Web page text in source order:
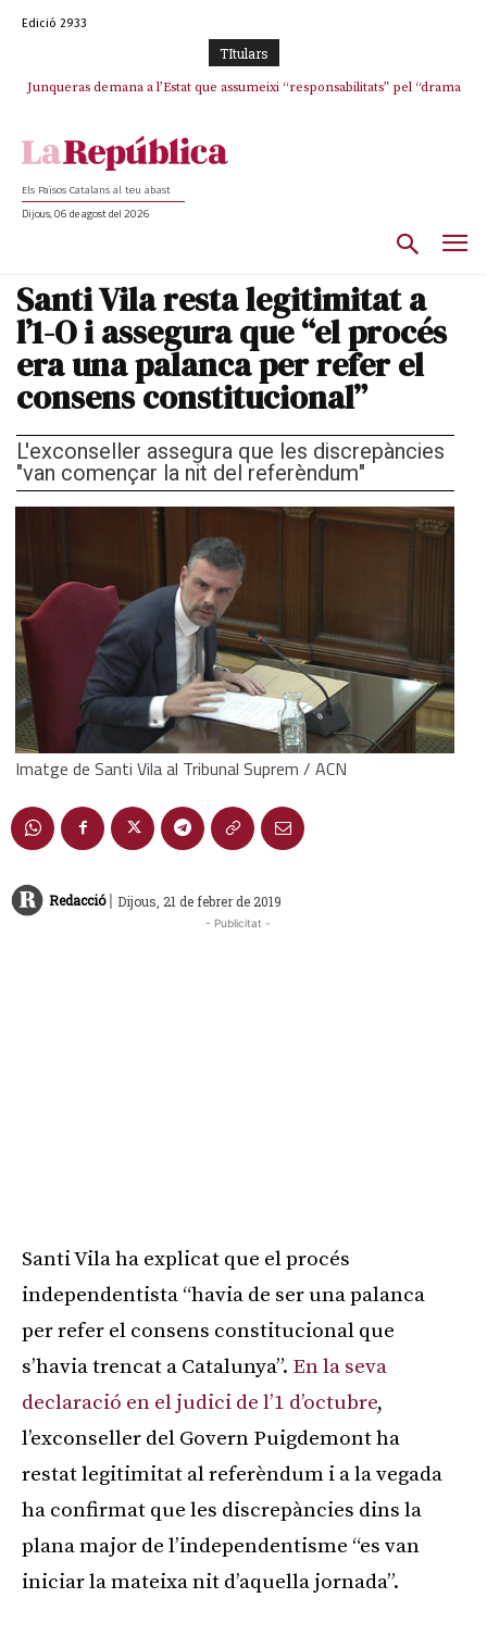
Edició 2933
TItulars
Junqueras demana a l’Estat que assumeixi “responsabilitats” pel “drama
L’abandonament de les seleccions catalanes per part de la UFEC
Els Països Catalans al teu abast
Dijous, 06 de agost del 2026
Santi Vila resta legitimitat a
l’1-O i assegura que “el procés
era una palanca per refer el
consens constitucional”
L'exconseller assegura que les discrepàncies
"van començar la nit del referèndum"
Imatge de Santi Vila al Tribunal Suprem / ACN
Redacció | Dijous, 21 de febrer de 2019
- Publicitat -
Santi Vila ha explicat que el procés
independentista “havia de ser una palanca
per refer el consens constitucional que
s’havia trencat a Catalunya”. En la seva
declaració en el judici de l’1 d’octubre,
l’exconseller del Govern Puigdemont ha
restat legitimitat al referèndum i a la vegada
ha confirmat que les discrepàncies dins la
plana major de l’independentisme “es van
iniciar la mateixa nit d’aquella jornada”.